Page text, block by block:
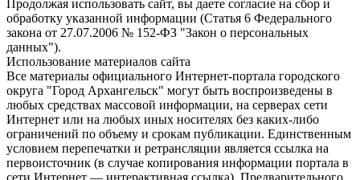
Продолжая использовать сайт, вы даете согласие на сбор и
обработку указанной информации (Статья 6 Федерального
закона от 27.07.2006 № 152-ФЗ "Закон о персональных
данных").
Использование материалов сайта
Все материалы официального Интернет-портала городского
округа "Город Архангельск" могут быть воспроизведены в
любых средствах массовой информации, на серверах сети
Интернет или на любых иных носителях без каких-либо
ограничений по объему и срокам публикации. Единственным
условием перепечатки и ретрансляции является ссылка на
первоисточник (в случае копирования информации портала в
сети Интернет — интерактивная ссылка). Предварительного